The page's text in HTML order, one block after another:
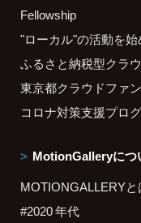
Fellowship
"ローカル"の活動を始
ふるさと納税型クラ
東京都クラウドファ
コロナ対策支援プロ
MotionGalleryにつ
MOTIONGALLERYと
#2020 年代